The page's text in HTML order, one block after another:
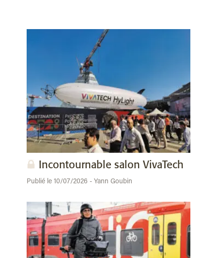
Incontournable salon VivaTech
Publié le 10/07/2026 - Yann Goubin